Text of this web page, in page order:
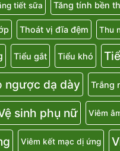
tiết sữa Tăng tính bền
Thoát vị đĩa đệm Thu
Tiểu gắt Tiểu khó
ngược dạ dày Trắng
sinh phụ nữ Viêm
Viêm kết mạc dị ứng